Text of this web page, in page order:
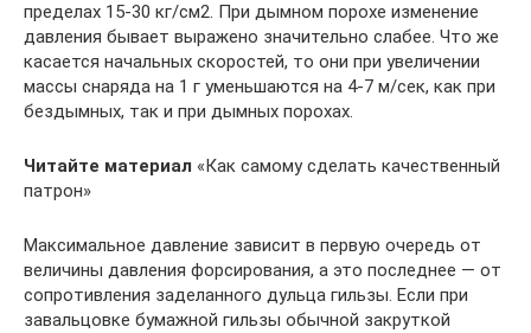
пределах 15-30 кг/см2. При дымном порохе изменение
давления бывает выражено значительно слабее. Что же
касается начальных скоростей, то они при увеличении
массы снаряда на 1 г уменьшаются на 4-7 м/сек, как при
бездымных, так и при дымных порохах.
Читайте материал «Как самому сделать качественный
патрон»
Максимальное давление зависит в первую очередь от
величины давления форсирования, а это последнее — от
сопротивления заделанного дульца гильзы. Если при
завальцовке бумажной гильзы обычной закруткой